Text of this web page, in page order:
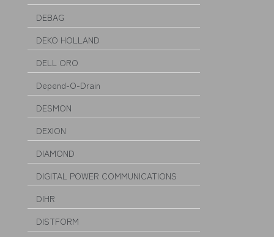
DEBAG
DEKO HOLLAND
DELL ORO
Depend-O-Drain
DESMON
DEXION
DIAMOND
DIGITAL POWER COMMUNICATIONS
DIHR
DISTFORM